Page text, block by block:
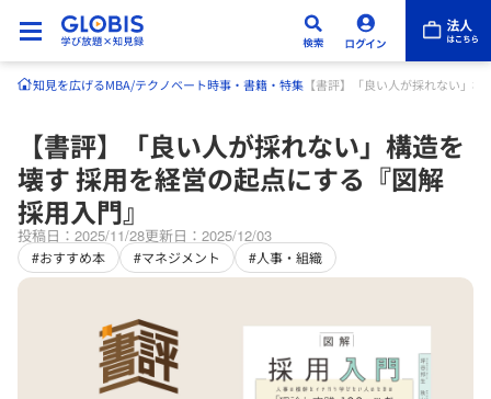
知見を広げるMBA/テクノベート時事・書籍・特集 【書評】「良い人が採れない」
【書評】「良い人が採れない」構造を
壊す 採用を経営の起点にする『図解
採用入門』
投稿日：2025/11/28更新日：2025/12/03
#おすすめ本 #マネジメント #人事・組織